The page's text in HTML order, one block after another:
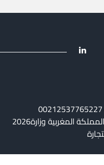
2026جميع الحقوق محفوظة 2023 © | المملكة المغربية وزارة